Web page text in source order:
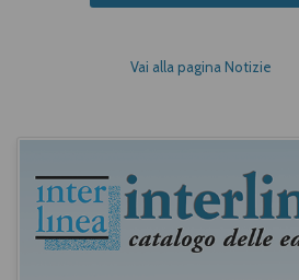
Vai alla pagina Notizie